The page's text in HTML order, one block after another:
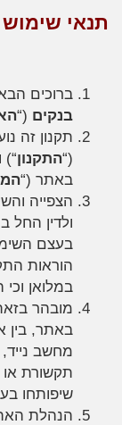
תנאי
ברוכים
בנקים (“
תקנון זה
(“התקנון“)
באתר (“
הצפייה
ולדין
בעצם
הוראות
במלואן
מובהר
באתר, בין
מחשב
תקשורת או
שיפותחו
הנהלת